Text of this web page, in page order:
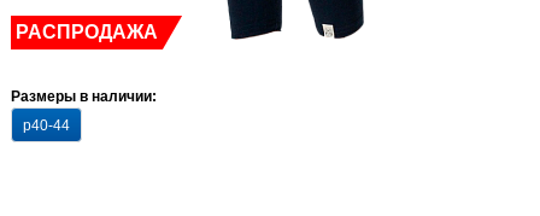
РАСПРОДАЖА
Размеры в наличии:
р40-44